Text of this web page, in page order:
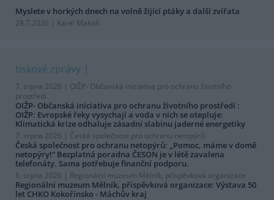
Myslete v horkých dnech na volně žijící ptáky a další zvířata
28.7.2026 | Karel Makoň
tiskové zprávy
7. srpna 2026 | OIŽP- Občanská iniciativa pro ochranu životního
prostředí
OIŽP- Občanská iniciativa pro ochranu životního prostředí :
OIŽP: Evropské řeky vysychají a voda v nich se otepluje:
Klimatická krize odhaluje zásadní slabinu jaderné energetiky
7. srpna 2026 | Česká společnost pro ochranu netopýrů
Česká společnost pro ochranu netopýrů: „Pomoc, máme v domě
netopýry!“ Bezplatná poradna ČESON je v létě zavalena
telefonáty. Sama potřebuje finanční podporu.
6. srpna 2026 | Regionální muzeum Mělník, příspěvková organizace
Regionální muzeum Mělník, příspěvková organizace: Výstava 50
let CHKO Kokořínsko - Máchův kraj